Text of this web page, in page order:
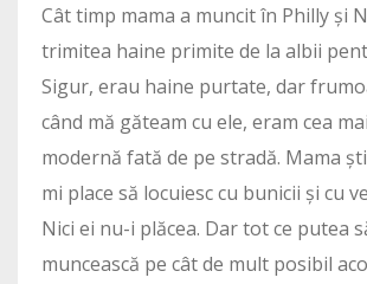
Cât timp mama a muncit în Philly și
trimitea haine primite de la albii
Sigur, erau haine purtate, dar
când mă găteam cu ele, eram cea
modernă fată de pe stradă. Mama
mi place să locuiesc cu bunicii și cu
Nici ei nu-i plăcea. Dar tot ce putea
muncească pe cât de mult posibil